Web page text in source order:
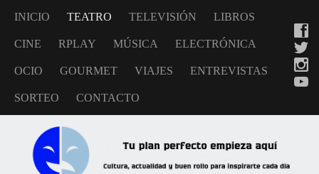
INICIO TEATRO TELEVISIÓN LIBROS
CINE RPLAY MÚSICA ELECTRÓNICA
OCIO GOURMET VIAJES ENTREVISTAS
SORTEO CONTACTO